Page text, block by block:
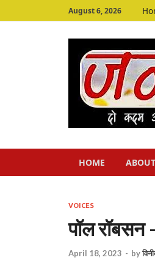
August 6, 2026
HOME
VOICES
पॉल
April 18, 2023 - by